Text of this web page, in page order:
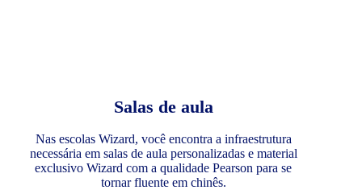
Salas de aula
Nas escolas Wizard, você encontra a infraestrutura
necessária em salas de aula personalizadas e material
exclusivo Wizard com a qualidade Pearson para se
tornar fluente em chinês.